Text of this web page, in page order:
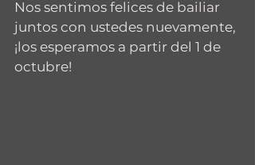
Nos sentimos felices de bailiar
juntos con ustedes nuevamente,
¡los esperamos a partir del 1 de
octubre!